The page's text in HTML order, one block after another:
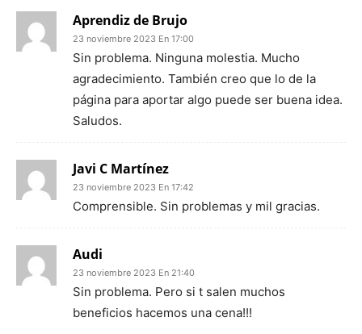
Aprendiz de Brujo
23 noviembre 2023 En 17:00
Sin problema. Ninguna molestia. Mucho
agradecimiento. También creo que lo de la
página para aportar algo puede ser buena idea.
Saludos.
Javi C Martínez
23 noviembre 2023 En 17:42
Comprensible. Sin problemas y mil gracias.
Audi
23 noviembre 2023 En 21:40
Sin problema. Pero si t salen muchos
beneficios hacemos una cena!!!